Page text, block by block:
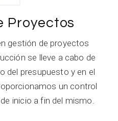
Proyectos
gestión de proyectos
se lleve a cabo de
del presupuesto y en el
un control
inicio a fin del mismo.